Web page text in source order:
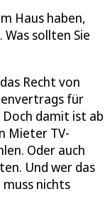
Haus haben,
sollten Sie
Recht von
für
damit ist ab
Mieter TV-
Oder auch
Und wer das
muss nichts